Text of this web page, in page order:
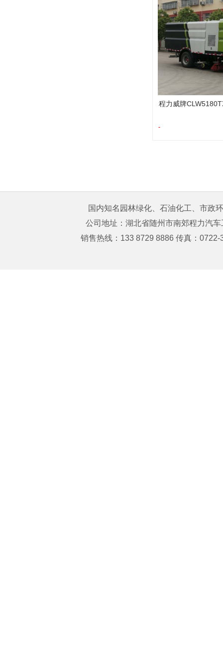
程力威牌
-
国内知名园林绿化、石油化工、市政
公司地址：湖北省随州市南郊程力汽
销售热线：133 8729 8886 传真：